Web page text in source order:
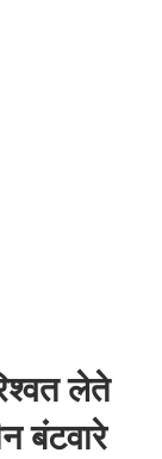
लेते
बंटवारे